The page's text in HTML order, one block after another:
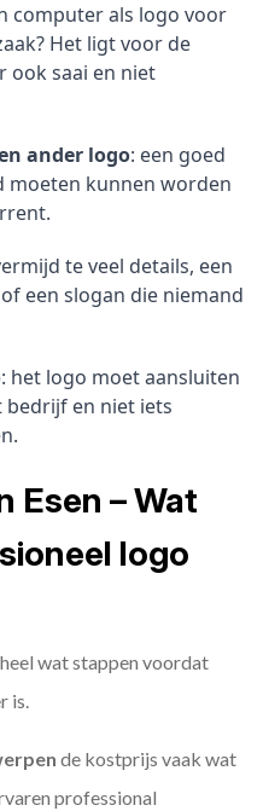
computer als logo voor
Het ligt voor de
ook saai en niet
ander logo: een goed
moeten kunnen worden
te veel details, een
een slogan die niemand
: het logo moet aansluiten
en niet iets
Esen – Wat
logo
wat stappen voordat
is.
de kostprijs vaak wat
professional